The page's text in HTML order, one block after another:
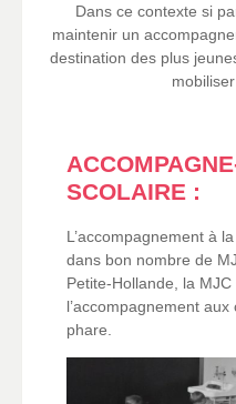
Dans ce contexte si
maintenir un
destination des plus
SCOLAIRE :
L’accompagnement à
dans bon nombre de
Petite-Hollande, la
l’accompagnement
phare.